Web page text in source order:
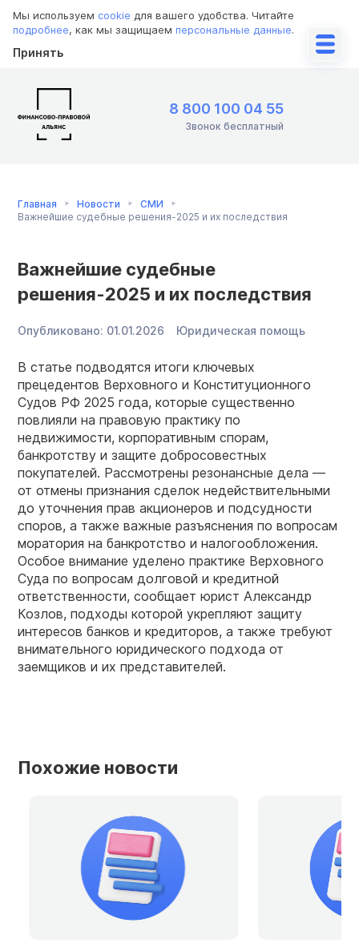
Мы используем cookie для вашего удобства. Читайте
подробнее, как мы защищаем персональные данные.
Принять
8 800 100 04 55
Звонок бесплатный
Главная Новости
СМИ
Важнейшие судебные решения-2025 и их последствия
Важнейшие судебные
решения-2025 и их последствия
Опубликовано: 01.01.2026 Юридическая помощь
В статье подводятся итоги ключевых
прецедентов Верховного и Конституционного
Судов РФ 2025 года, которые существенно
повлияли на правовую практику по
недвижимости, корпоративным спорам,
банкротству и защите добросовестных
покупателей. Рассмотрены резонансные дела —
от отмены признания сделок недействительными
до уточнения прав акционеров и подсудности
споров, а также важные разъяснения по вопросам
моратория на банкротство и налогообложения.
Особое внимание уделено практике Верховного
Суда по вопросам долговой и кредитной
ответственности, сообщает юрист Александр
Козлов, подходы которой укрепляют защиту
интересов банков и кредиторов, а также требуют
внимательного юридического подхода от
заемщиков и их представителей.
Похожие новости